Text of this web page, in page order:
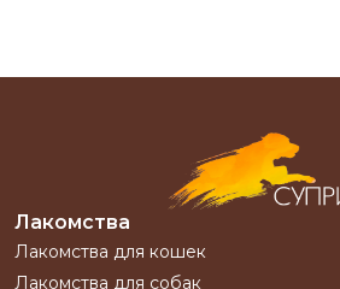
Лакомства
Лакомства для кошек
Лакомства для собак